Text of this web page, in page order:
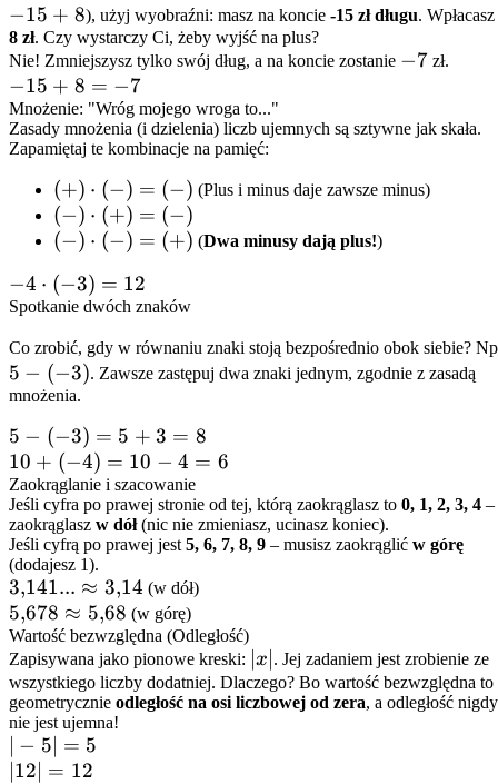
+
−15 + 8), użyj wyobraźni: masz na koncie -15 zł długu. Wpłacasz
8 zł. Czy wystarczy Ci, żeby wyjść na plus?
Nie! Zmniejszysz tylko swój dług, a na koncie zostanie -7
−7 zł.
-15
+
8
=
−15 + 8 = −7
Mnożenie: "Wróg mojego wroga to..."
Zasady mnożenia (i dzielenia) liczb ujemnych są sztywne jak skała.
Zapamiętaj te kombinacje na pamięć:
(+)
\cdot
(-) =
(+) ⋅ (−) = (−) (Plus i minus daje zawsze minus)
(-)
\cdot
= (-)
(−) ⋅ (+) = (−)
(-)
(-) =
(+)
(−) ⋅ (−) = (+) (Dwa minusy dają plus!)
-4
\cdot
= 12
−4 ⋅ (−3) = 12
Spotkanie dwóch znaków
Co zrobić, gdy w równaniu znaki stoją bezpośrednio obok siebie?
5 − (−3). Zawsze zastępuj dwa znaki jednym, zgodnie z zasadą
mnożenia.
5 -
(-3)
= 5
+ 3
= 8
5 − (−3) = 5 + 3 = 8
10
+
(-4)
=
10
- 4
= 6
10 + (−4) = 10 − 4 = 6
Zaokrąglanie i szacowanie
Jeśli cyfra po prawej stronie od tej, którą zaokrąglasz to 0, 1, 2, 3, 4 –
zaokrąglasz w dół(nic nie zmieniasz, ucinasz koniec).
Jeśli cyfrą po prawej jest 5, 6, 7, 8, 9 – musisz zaokrąglić w górę
(dodajesz 1).
3{,}141...
\approx
3{,}14
3,141... ≈ 3,14 (w dół)
5{,}678
\approx
5{,}68
5,678 ≈ 5,68 (w górę)
Wartość bezwzględna (Odległość)
Zapisywana jako pionowe kreski: |x|
x . Jej zadaniem jest zrobienie ze
wszystkiego liczby dodatniej. Dlaczego? Bo wartość bezwzględna to
geometrycznie odległość na osi liczbowej od zera, a odległość nigdy
nie jest ujemna!
|-5|
=
− 5∣ = 5
|12|
∣12∣ = 12